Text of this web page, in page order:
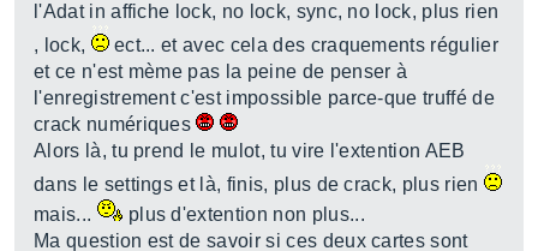
l'Adat in affiche lock, no lock, sync, no lock, plus rien
, lock,
ect... et avec cela des craquements régulier
et ce n'est mème pas la peine de penser à
l'enregistrement c'est impossible parce-que truffé de
crack numériques
Alors là, tu prend le mulot, tu vire l'extention AEB
dans le settings et là, finis, plus de crack, plus rien
mais...
plus d'extention non plus...
Ma question est de savoir si ces deux cartes sont